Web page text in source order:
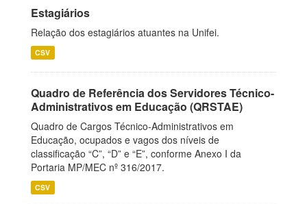
Estagiários
Relação dos estagiários atuantes na Unifei.
CSV
Quadro de Referência dos Servidores Técnico-
Administrativos em Educação (QRSTAE)
Quadro de Cargos Técnico-Administrativos em
Educação, ocupados e vagos dos níveis de
classificação “C”, “D” e “E”, conforme Anexo I da
Portaria MP/MEC nº 316/2017.
CSV